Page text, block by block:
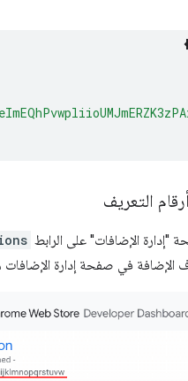
التعريف
"إدارة الإضافات" على الرابط
الإضافة في صفحة إدارة